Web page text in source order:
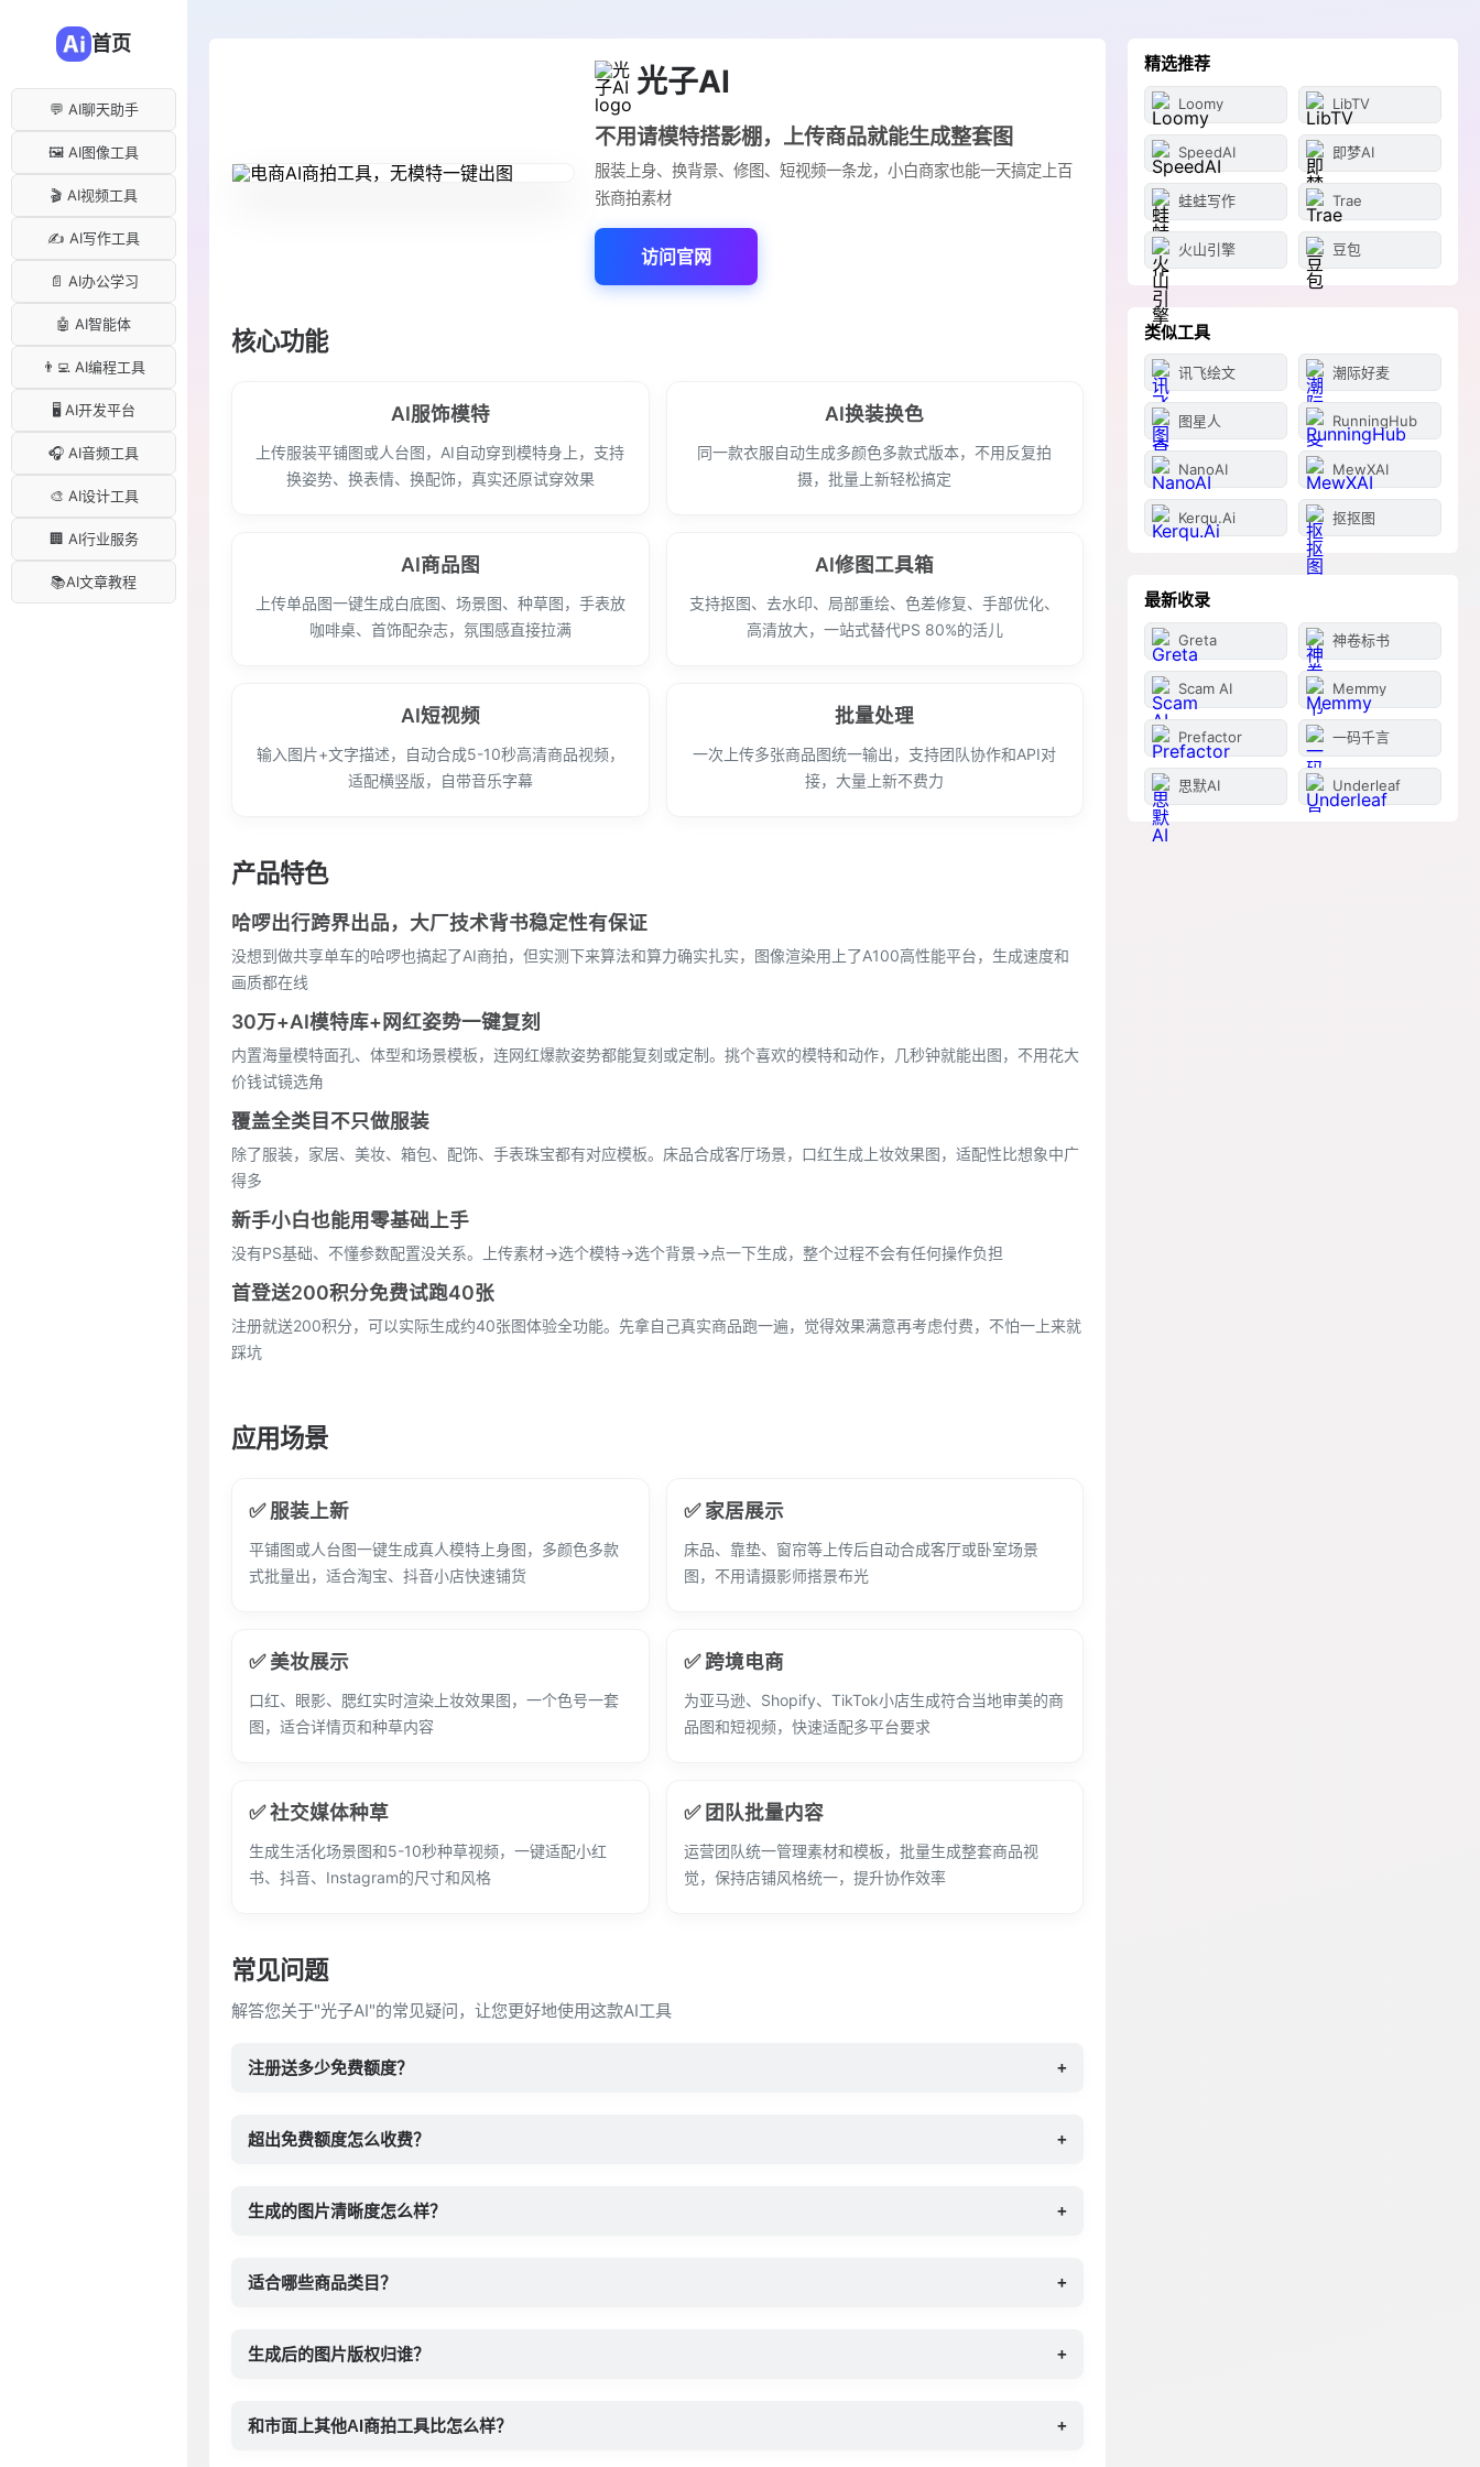
首页
💬 AI聊天助手
🖼️ AI图像工具
🎬 AI视频工具
✍️ AI写作工具
📄 AI办公学习
🤖 AI智能体
👨‍💻 AI编程工具
🖥️ AI开发平台
🎧 AI音频工具
🎨 AI设计工具
🏢 AI行业服务
📚AI文章教程
光子AI
不用请模特搭影棚，上传商品就能生成整套图
服装上身、换背景、修图、短视频一条龙，小白商家也能一天搞定上百
张商拍素材
访问官网
核心功能
AI服饰模特
上传服装平铺图或人台图，AI自动穿到模特身上，支持
换姿势、换表情、换配饰，真实还原试穿效果
AI换装换色
同一款衣服自动生成多颜色多款式版本，不用反复拍
摄，批量上新轻松搞定
AI商品图
上传单品图一键生成白底图、场景图、种草图，手表放
咖啡桌、首饰配杂志，氛围感直接拉满
AI修图工具箱
支持抠图、去水印、局部重绘、色差修复、手部优化、
高清放大，一站式替代PS 80%的活儿
AI短视频
输入图片+文字描述，自动合成5-10秒高清商品视频，
适配横竖版，自带音乐字幕
批量处理
一次上传多张商品图统一输出，支持团队协作和API对
接，大量上新不费力
产品特色
哈啰出行跨界出品，大厂技术背书稳定性有保证
没想到做共享单车的哈啰也搞起了AI商拍，但实测下来算法和算力确实扎实，图像渲染用上了A100高性能平台，生成速度和
画质都在线
30万+AI模特库+网红姿势一键复刻
内置海量模特面孔、体型和场景模板，连网红爆款姿势都能复刻或定制。挑个喜欢的模特和动作，几秒钟就能出图，不用花大
价钱试镜选角
覆盖全类目不只做服装
除了服装，家居、美妆、箱包、配饰、手表珠宝都有对应模板。床品合成客厅场景，口红生成上妆效果图，适配性比想象中广
得多
新手小白也能用零基础上手
没有PS基础、不懂参数配置没关系。上传素材→选个模特→选个背景→点一下生成，整个过程不会有任何操作负担
首登送200积分免费试跑40张
注册就送200积分，可以实际生成约40张图体验全功能。先拿自己真实商品跑一遍，觉得效果满意再考虑付费，不怕一上来就
踩坑
应用场景
✅ 服装上新
平铺图或人台图一键生成真人模特上身图，多颜色多款
式批量出，适合淘宝、抖音小店快速铺货
✅ 家居展示
床品、靠垫、窗帘等上传后自动合成客厅或卧室场景
图，不用请摄影师搭景布光
✅ 美妆展示
口红、眼影、腮红实时渲染上妆效果图，一个色号一套
图，适合详情页和种草内容
✅ 跨境电商
为亚马逊、Shopify、TikTok小店生成符合当地审美的商
品图和短视频，快速适配多平台要求
✅ 社交媒体种草
生成生活化场景图和5-10秒种草视频，一键适配小红
书、抖音、Instagram的尺寸和风格
✅ 团队批量内容
运营团队统一管理素材和模板，批量生成整套商品视
觉，保持店铺风格统一，提升协作效率
常见问题
解答您关于"光子AI"的常见疑问，让您更好地使用这款AI工具
注册送多少免费额度？ +
超出免费额度怎么收费？ +
生成的图片清晰度怎么样？ +
适合哪些商品类目？ +
生成后的图片版权归谁？ +
和市面上其他AI商拍工具比怎么样？ +
精选推荐
Loomy LibTV
SpeedAI 即梦AI
蛙蛙写作 Trae
火山引擎 豆包
类似工具
讯飞绘文 潮际好麦
图星人 RunningHub
NanoAI MewXAI
Kerqu.Ai 抠抠图
最新收录
Greta 神卷标书
Scam AI Memmy
Prefactor 一码千言
思默AI Underleaf